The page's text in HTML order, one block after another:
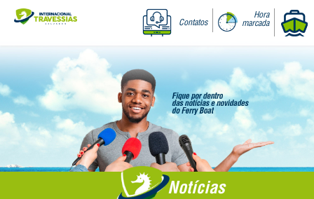
Contatos
Hora
marcada
Notícias